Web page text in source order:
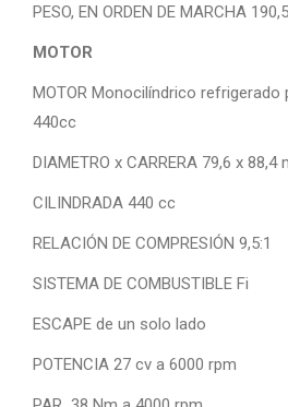
PESO, EN ORDEN DE MARCHA
MOTOR
MOTOR Monocilíndrico refrigerado
440cc
DIAMETRO x CARRERA 79,6 x 88,4
CILINDRADA 440 cc
RELACIÓN DE COMPRESIÓN 9,5:1
SISTEMA DE COMBUSTIBLE Fi
ESCAPE de un solo lado
POTENCIA 27 cv a 6000 rpm